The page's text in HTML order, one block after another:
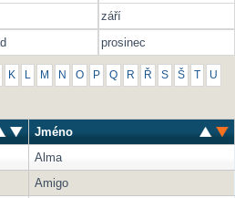
září
prosinec
K L M N O P Q R Ř S Š U
Jméno
Alma
Amigo